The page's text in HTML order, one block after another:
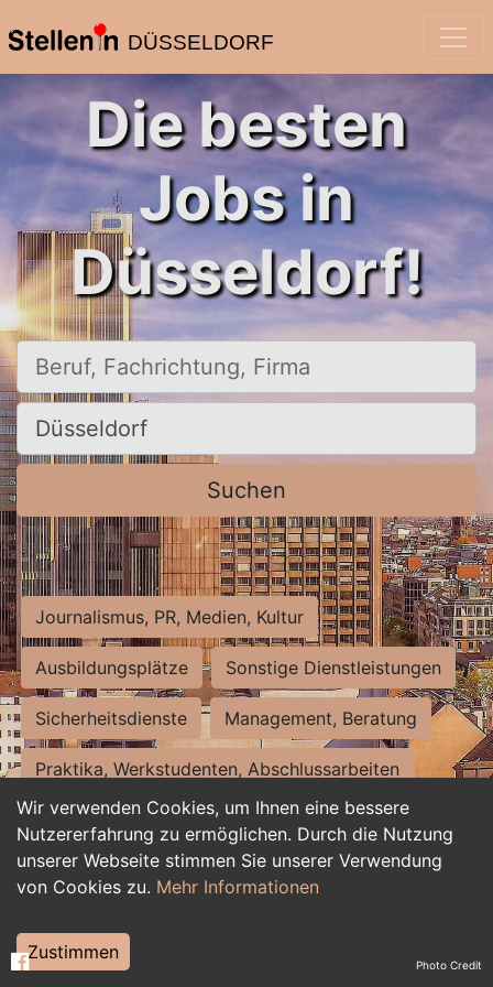
DÜSSELDORF
Wir verwenden Cookies, um Ihnen eine bessere
Nutzererfahrung zu ermöglichen. Durch die Nutzung
unserer Webseite stimmen Sie unserer Verwendung
von Cookies zu. Mehr Informationen
Zustimmen
Die besten
Jobs in
Düsseldorf!
Beruf, Fachrichtung, Firma
Ort, Stadt
Suchen
Journalismus, PR, Medien, Kultur
Ausbildungsplätze Sonstige Dienstleistungen
Sicherheitsdienste Management, Beratung
Praktika, Werkstudenten, Abschlussarbeiten
Personalwesen Assistenz, Sekretariat
Hilfskräfte, Aushilfs- und Nebenjobs
Weiterbildung, Studium, duale Ausbildung Photo Credit